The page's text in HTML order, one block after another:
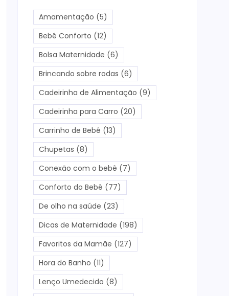
Amamentação (5)
Bebê Conforto (12)
Bolsa Maternidade (6)
Brincando sobre rodas (6)
Cadeirinha de Alimentação (9)
Cadeirinha para Carro (20)
Carrinho de Bebê (13)
Chupetas (8)
Conexão com o bebê (7)
Conforto do Bebê (77)
De olho na saúde (23)
Dicas de Maternidade (198)
Favoritos da Mamãe (127)
Hora do Banho (11)
Lenço Umedecido (8)